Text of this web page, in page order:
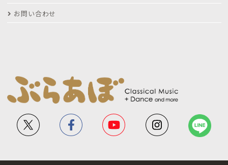
お問い合わせ